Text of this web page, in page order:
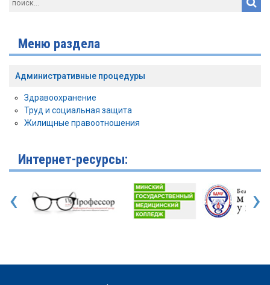
Меню раздела
Административные процедуры
Здравоохранение
Труд и социальная защита
Жилищные правоотношения
Интернет-ресурсы:
‹ ›